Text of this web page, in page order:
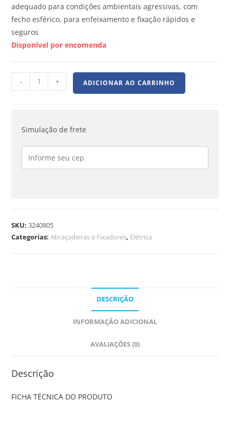
adequado para condições ambientais agressivas, com
fecho esférico, para enfeixamento e fixação rápidos e
seguros
Disponível por encomenda
- + ADICIONAR AO CARRINHO
Simulação de frete
SKU:3240805
Categorias:Abraçadeiras e Fixadores, Elétrica
DESCRIÇÃO
INFORMAÇÃO ADICIONAL
AVALIAÇÕES (0)
Descrição
FICHA TÉCNICA DO PRODUTO